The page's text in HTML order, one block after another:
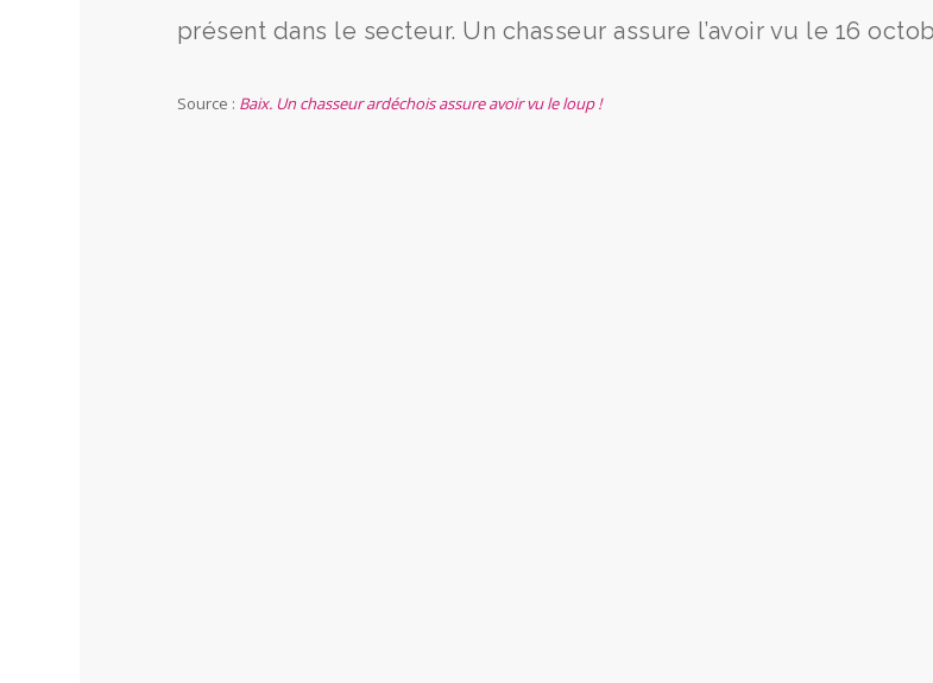
présent dans le secteur. Un chasseur assure l’avoir vu le 16
Source : Baix. Un chasseur ardéchois assure avoir vu le loup !